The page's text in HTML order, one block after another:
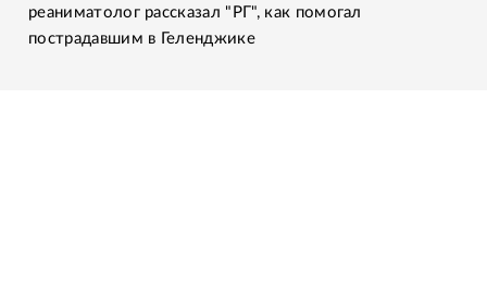
реаниматолог рассказал "РГ", как помогал
пострадавшим в Геленджике